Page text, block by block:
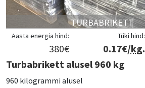
TURBABRIKETT
Tüki hind:
0.17€/kg.
Aasta energia hind:
380€
Turbabrikett alusel 960 kg
960 kilogrammi alusel